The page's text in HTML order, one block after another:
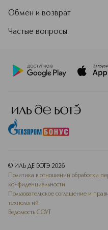
этом
Обмен и возврат
Частые вопросы
© ИЛЬ ДЕ БОТЭ 2026
Политика в отношении обработки
конфиденциальности
Пользовательское соглашение и
технологий
Ведомость СОУТ